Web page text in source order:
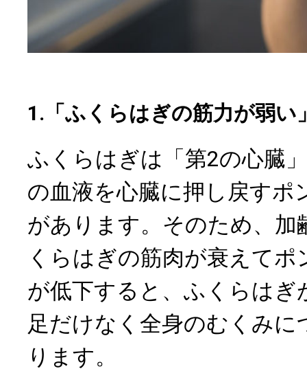
1.「ふくらはぎの筋力が弱い
ふくらはぎは「第2の心臓
の血液を心臓に押し戻すポ
があります。そのため、加
くらはぎの筋肉が衰えて
が低下すると、ふくらは
足だけなく全身のむくみ
ります。